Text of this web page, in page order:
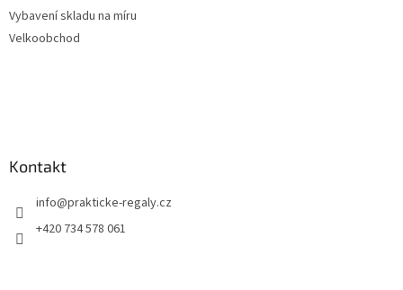
Vybavení skladu na míru
Velkoobchod
Kontakt
info@prakticke-regaly.cz
+420 734 578 061